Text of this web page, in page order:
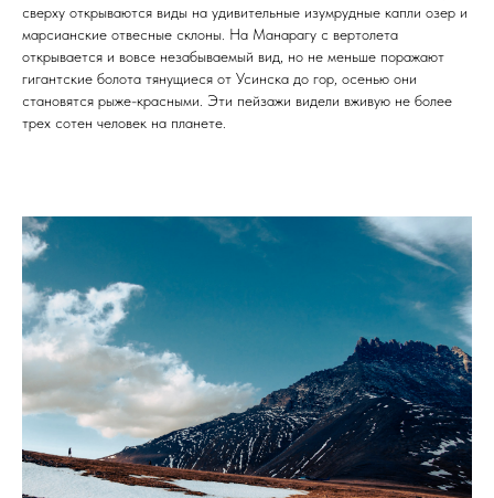
сверху открываются виды на удивительные изумрудные капли озер и
марсианские отвесные склоны. На Манарагу с вертолета
открывается и вовсе незабываемый вид, но не меньше поражают
гигантские болота тянущиеся от Усинска до гор, осенью они
становятся рыже-красными. Эти пейзажи видели вживую не более
трех сотен человек на планете.